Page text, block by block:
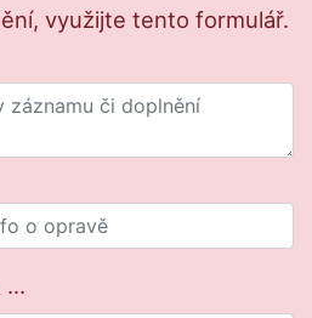
využijte tento formulář.
...